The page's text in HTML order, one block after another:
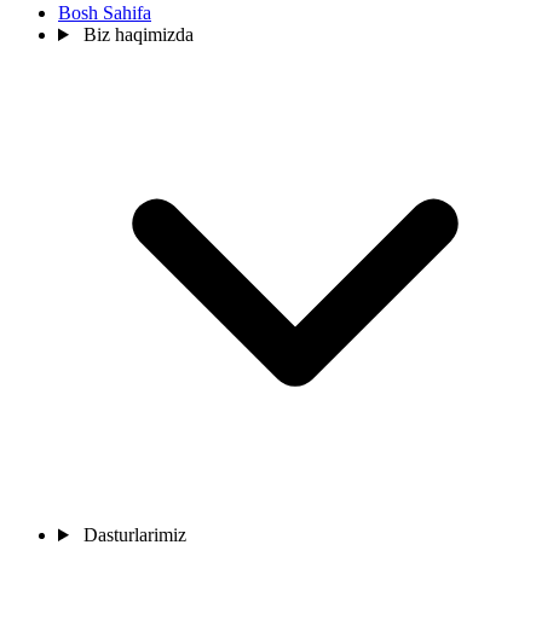
Bosh Sahifa
Biz haqimizda
Dasturlarimiz